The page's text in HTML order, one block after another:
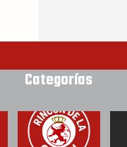
Categorías